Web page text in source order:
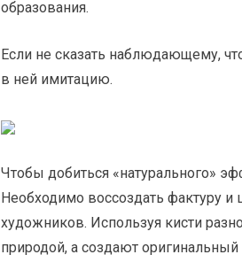
образования.
Если не сказать наблюдающему,
в ней имитацию.
Чтобы добиться «натурального»
Необходимо воссоздать фактуру и
художников. Используя кисти
природой, а создают